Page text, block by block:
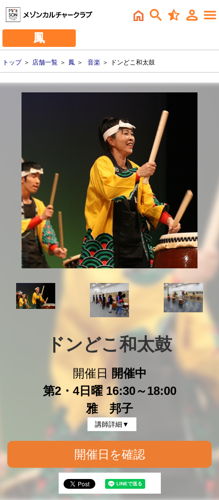
鳳
トップ＞ 店舗一覧 ＞ 鳳 ＞ 音楽 ＞ ドンどこ和太鼓
ドンどこ和太鼓
開催日
開催中
第2・4日曜 16:30～18:00
雅 邦子
講師詳細▼
開催日を確認